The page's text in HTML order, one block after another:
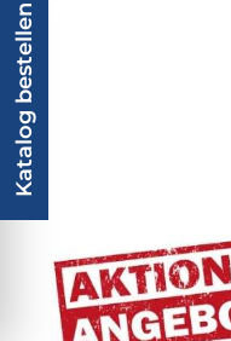
Katalog bestellen